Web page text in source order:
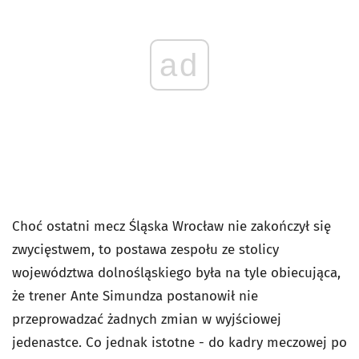
ad
Choć ostatni mecz Śląska Wrocław nie zakończył się
zwycięstwem, to postawa zespołu ze stolicy
województwa dolnośląskiego była na tyle obiecująca,
że trener Ante Simundza postanowił nie
przeprowadzać żadnych zmian w wyjściowej
jedenastce. Co jednak istotne - do kadry meczowej po